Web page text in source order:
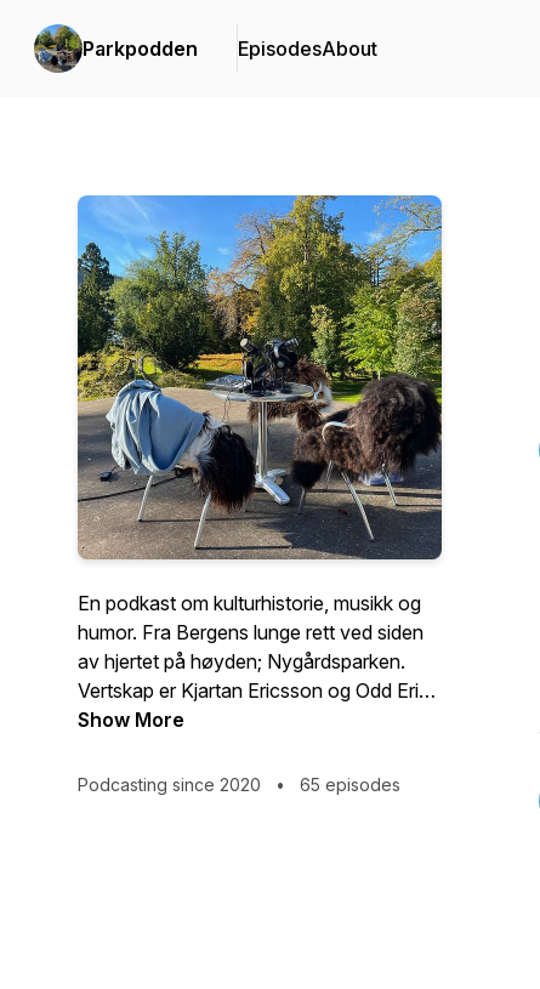
Parkpodden EpisodesAbout
En podkast om kulturhistorie, musikk og
humor. Fra Bergens lunge rett ved siden
av hjertet på høyden; Nygårdsparken.
Vertskap er Kjartan Ericsson og Odd Erik
Kleveland Dahl
Show More
Podcasting since 2020 • 65 episodes